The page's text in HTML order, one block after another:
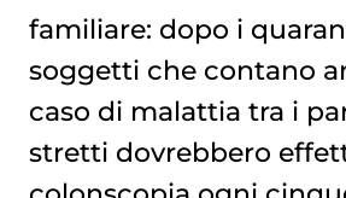
familiare: dopo i
soggetti che contano
caso di malattia tra i
stretti dovrebbero